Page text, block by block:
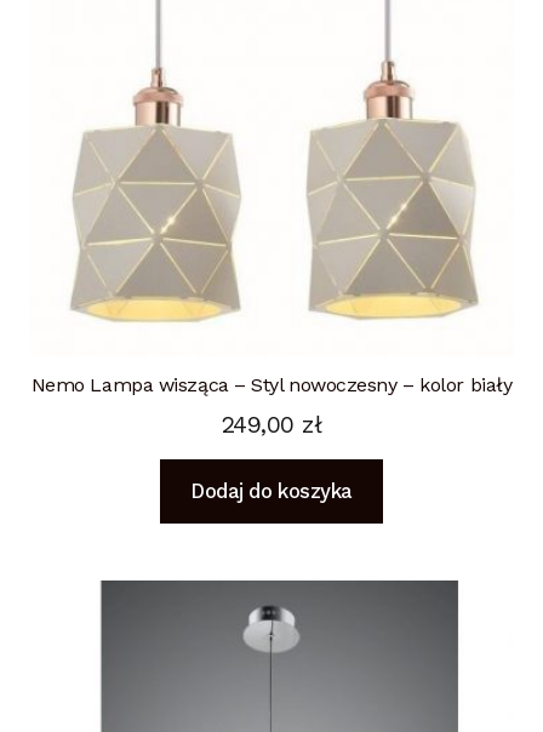
Nemo Lampa wisząca – Styl nowoczesny – kolor biały
249,00 zł
Dodaj do koszyka